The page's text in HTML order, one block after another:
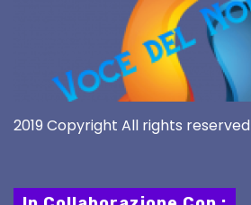
2019 Copyright All rights reserved